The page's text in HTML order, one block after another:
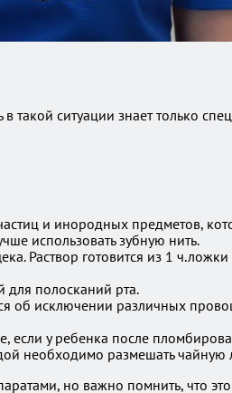
такой ситуации знает только
и инородных предметов,
использовать зубную нить.
Раствор готовится из 1
для полосканий рта.
об исключении различных
у ребенка после
необходимо размешать
но важно помнить, что